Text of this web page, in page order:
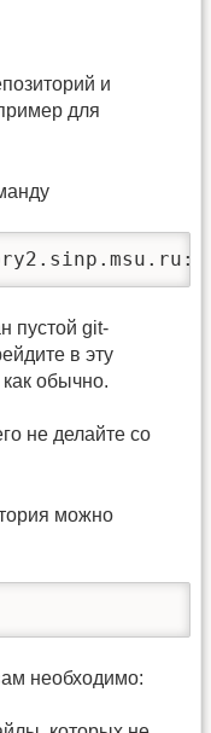
и
для
пустой git-
в эту
обычно.
не делайте со
можно
необходимо: